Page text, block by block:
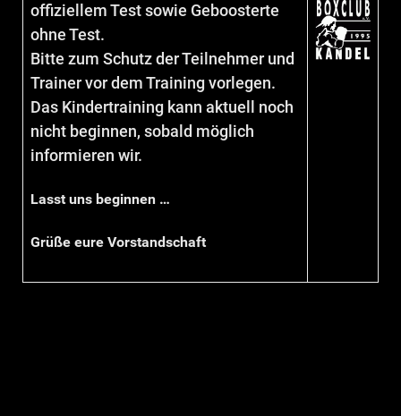
offiziellem Test sowie Geboosterte
ohne Test.
Bitte zum Schutz der Teilnehmer und
Trainer vor dem Training vorlegen.
Das Kindertraining kann aktuell noch
nicht beginnen, sobald möglich
informieren wir.
Lasst uns beginnen …
Grüße eure Vorstandschaft